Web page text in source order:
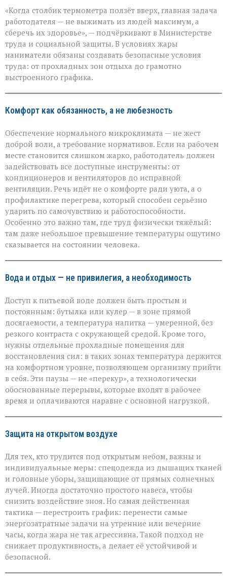
не
должна
стоить
здоровья»:
Минтруда — о
защите
работников
в
«Когда столбик термометра ползёт вверх, главная задача
работодателя — не выжимать из людей максимум, а
сберечь их здоровье», — подчёркивают в Министерстве
труда и социальной защиты. В условиях жары
наниматели обязаны создавать безопасные условия
труда: от прохладных зон отдыха до грамотно
выстроенного графика.
Комфорт как обязанность, а не любезность
Обеспечение нормального микроклимата — не жест
доброй воли, а требование нормативов. Если на рабочем
месте становится слишком жарко, работодатель должен
задействовать все доступные инструменты: от
кондиционеров и вентиляторов до исправной
вентиляции. Речь идёт не о комфорте ради уюта, а о
профилактике перегрева, который способен серьёзно
ударить по самочувствию и работоспособности.
Особенно это важно там, где труд физически тяжёлый:
там даже небольшое превышение температуры ощутимо
сказывается на состоянии человека.
Вода и отдых — не привилегия, а необходимость
Доступ к питьевой воде должен быть простым и
постоянным: бутылка или кулер — в зоне прямой
досягаемости, а температура напитка — умеренной, без
резкого контраста с окружающей средой. Кроме того,
нужны отдельные прохладные помещения для
восстановления сил: в таких зонах температура держится
на комфортном уровне, позволяющем организму прийти
в себя. Эти паузы — не «перекур», а технологически
обоснованные перерывы, которые входят в рабочее
время и оплачиваются наравне с основной нагрузкой.
Защита на открытом воздухе
Для тех, кто трудится под открытым небом, важны и
индивидуальные меры: спецодежда из дышащих тканей
и головные уборы, защищающие от прямых солнечных
лучей. Иногда достаточно простого навеса, чтобы
снизить воздействие зноя. Но самая действенная
тактика — перестроить график: перенести самые
энергозатратные задачи на утренние или вечерние
часы, когда жара не так агрессивна. Такой подход не
снижает продуктивность, а делает её устойчивой и
безопасной.